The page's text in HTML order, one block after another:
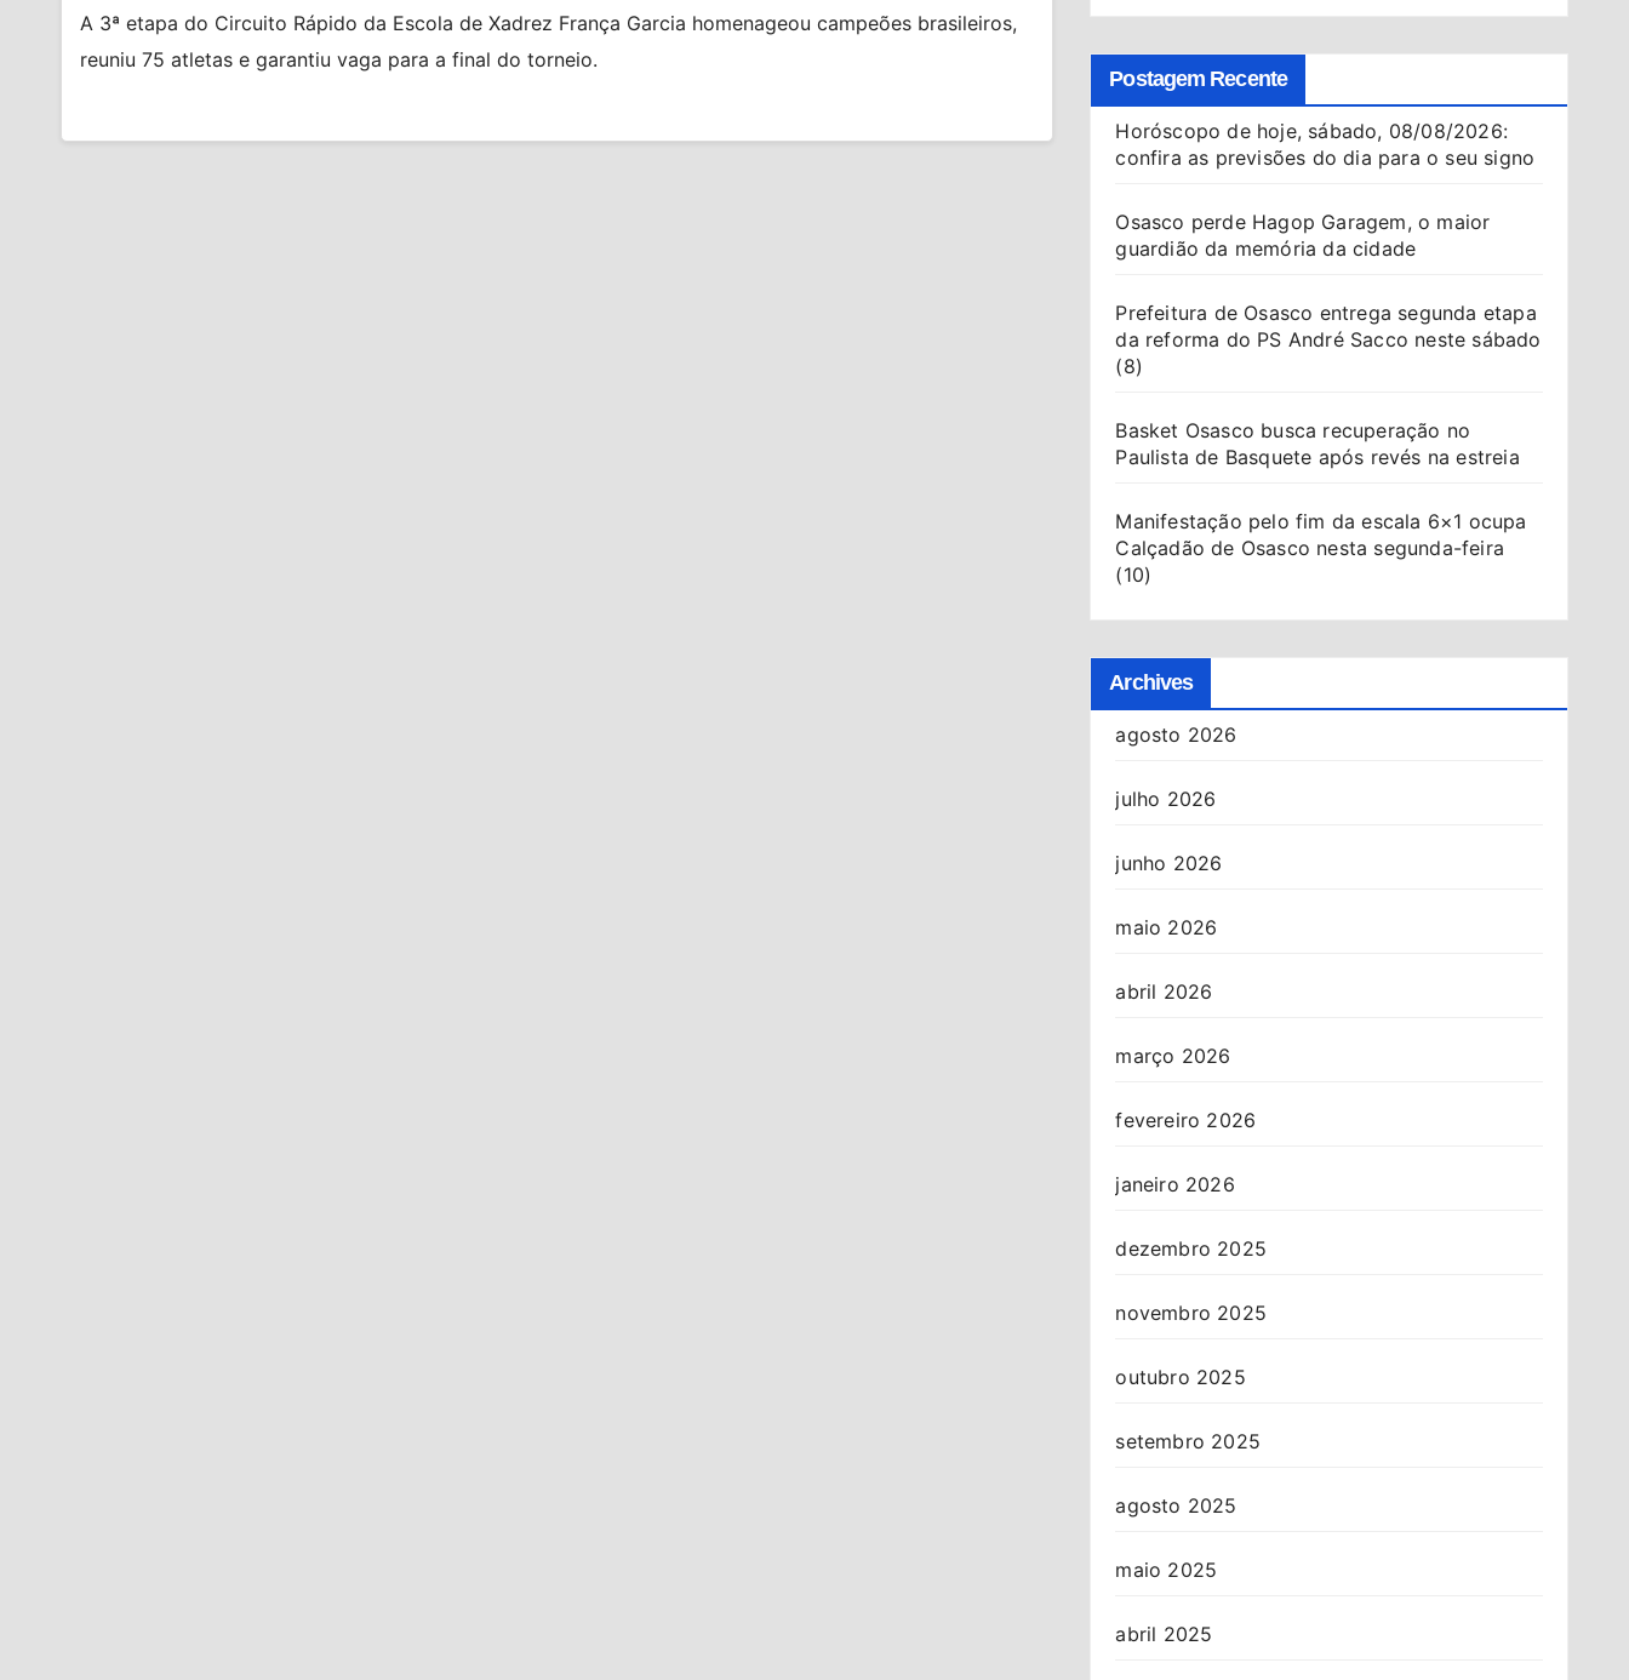
A 3ª etapa do Circuito Rápido da Escola de Xadrez França Garcia homenageou campeões brasileiros,
reuniu 75 atletas e garantiu vaga para a final do torneio.
Postagem Recente
Horóscopo de hoje, sábado, 08/08/2026:
confira as previsões do dia para o seu signo
Osasco perde Hagop Garagem, o maior
guardião da memória da cidade
Prefeitura de Osasco entrega segunda etapa
da reforma do PS André Sacco neste sábado
(8)
Basket Osasco busca recuperação no
Paulista de Basquete após revés na estreia
Manifestação pelo fim da escala 6×1 ocupa
Calçadão de Osasco nesta segunda-feira
(10)
Archives
agosto 2026
julho 2026
junho 2026
maio 2026
abril 2026
março 2026
fevereiro 2026
janeiro 2026
dezembro 2025
novembro 2025
outubro 2025
setembro 2025
agosto 2025
maio 2025
abril 2025